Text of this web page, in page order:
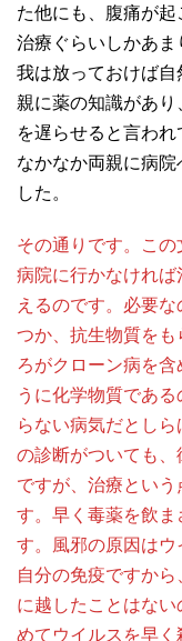
た他にも、腹痛が
治療ぐらいしかあ
我は放っておけば
親に薬の知識があ
を遅らせると言われ
なかなか両親に病
した。
その通りです。この
病院に行かなけれ
えるのです。必要
つか、抗生物質をも
ろがクローン病を
うに化学物質であ
らない病気だとし
の診断がついても、
ですが、治療とい
す。早く毒薬を飲
す。風邪の原因は
自分の免疫ですか
に越したことはな
めてウイルスを早く